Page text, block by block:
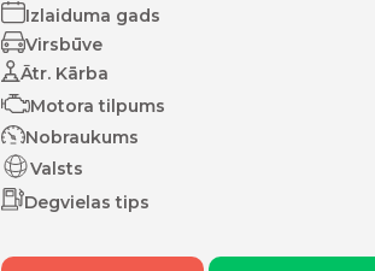
Izlaiduma gads
Virsbūve
Ātr. Kārba
Motora tilpums
Nobraukums
Valsts
Degvielas tips